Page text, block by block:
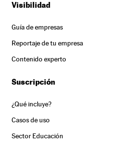
Visibilidad
Guía de empresas
Reportaje de tu empresa
Contenido experto
Suscripción
¿Qué incluye?
Casos de uso
Sector Educación